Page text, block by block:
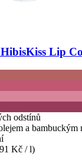
HibisKiss Lip
odstínů
a bambuckým
Kč / l)